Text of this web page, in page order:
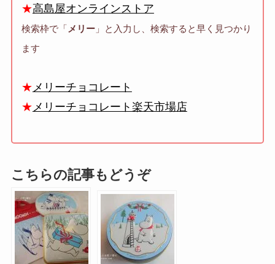
★高島屋オンラインストア
検索枠で「 メリー」と入力し、検索すると早く見つかり
ます
★ メリーチョコレート
★ メリーチョコレート楽天市場店
こちらの記事もどうぞ